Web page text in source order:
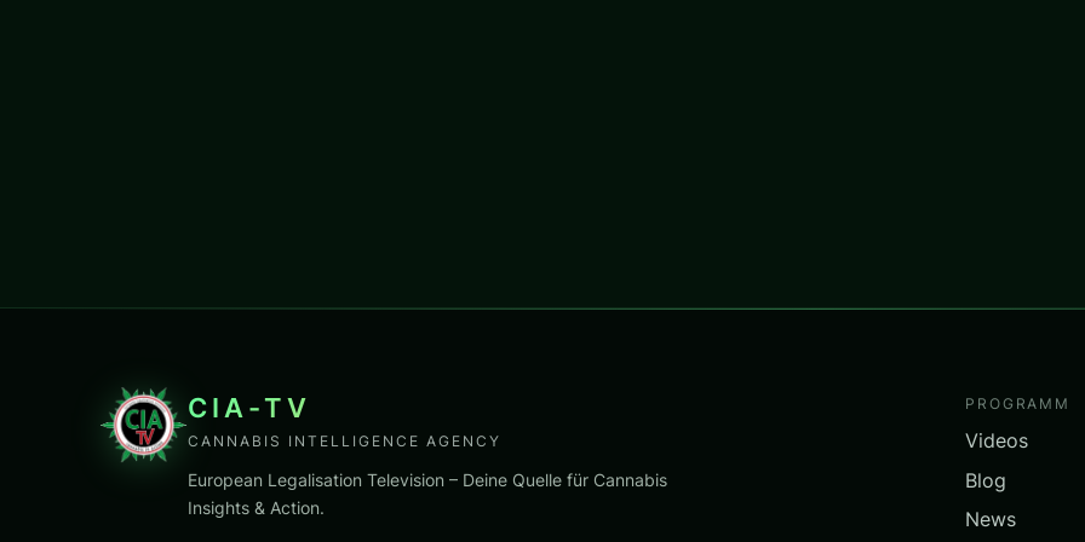
CIA-TV
CANNABIS INTELLIGENCE AGENCY
European Legalisation Television – Deine Quelle für Cannabis
Insights & Action.
PROGRAMM
Videos
Blog
News